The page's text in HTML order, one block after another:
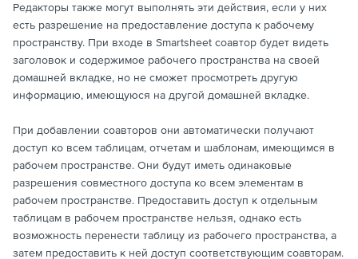
Редакторы также могут выполнять эти действия, если у них
есть разрешение на предоставление доступа к рабочему
пространству. При входе в Smartsheet соавтор будет видеть
заголовок и содержимое рабочего пространства на своей
домашней вкладке, но не сможет просмотреть другую
информацию, имеющуюся на другой домашней вкладке.
При добавлении соавторов они автоматически получают
доступ ко всем таблицам, отчетам и шаблонам, имеющимся в
рабочем пространстве. Они будут иметь одинаковые
разрешения совместного доступа ко всем элементам в
рабочем пространстве. Предоставить доступ к отдельным
таблицам в рабочем пространстве нельзя, однако есть
возможность перенести таблицу из рабочего пространства, а
затем предоставить к ней доступ соответствующим соавторам.